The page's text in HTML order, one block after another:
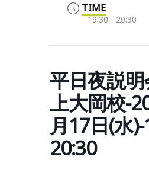
TIME
19:30 - 20:30
平日夜説
上大岡校-
月17日(水
20:30